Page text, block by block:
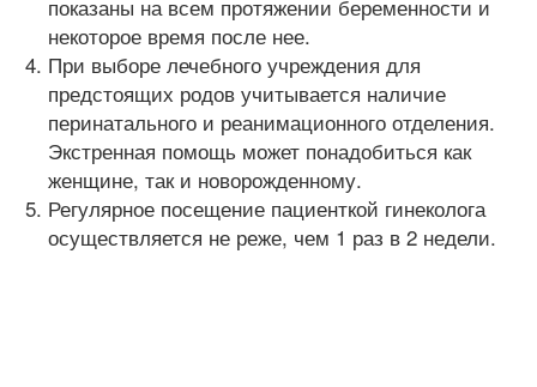
показаны на всем протяжении беременности и
некоторое время после нее.
При выборе лечебного учреждения для
предстоящих родов учитывается наличие
перинатального и реанимационного отделения.
Экстренная помощь может понадобиться как
женщине, так и новорожденному.
Регулярное посещение пациенткой гинеколога
осуществляется не реже, чем 1 раз в 2 недели.